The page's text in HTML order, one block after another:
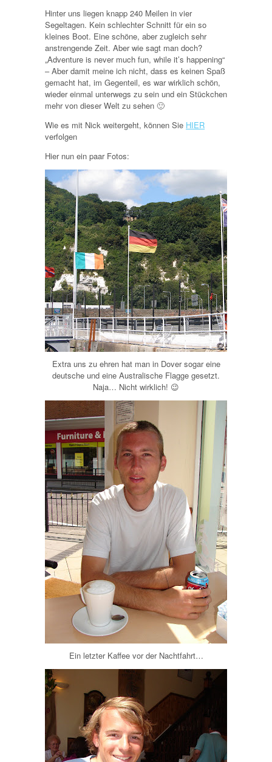
Hinter uns liegen knapp 240 Meilen in vier
Segeltagen. Kein schlechter Schnitt für ein so
kleines Boot. Eine schöne, aber zugleich sehr
anstrengende Zeit. Aber wie sagt man doch?
„Adventure is never much fun, while it’s happening“
– Aber damit meine ich nicht, dass es keinen Spaß
gemacht hat, im Gegenteil, es war wirklich schön,
wieder einmal unterwegs zu sein und ein Stückchen
mehr von dieser Welt zu sehen 🙂
Wie es mit Nick weitergeht, können Sie HIER
verfolgen
Hier nun ein paar Fotos:
Extra uns zu ehren hat man in Dover sogar eine
deutsche und eine Australische Flagge gesetzt.
Naja… Nicht wirklich! 😉
Ein letzter Kaffee vor der Nachtfahrt…